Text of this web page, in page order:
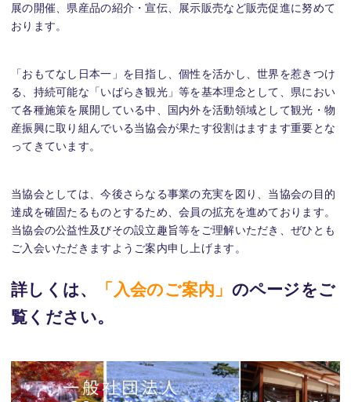
展の開催、県産品の紹介・宣伝、展示販売など販売促進に努めて
おります。
「おもてなし日本一」を目指し、個性を活かし、世界を惹きつけ
る、持続可能な「いばらき観光」等を基本理念として、県におい
て各種施策を展開している中、国内外を活動領域として観光・物
産振興に取り組んでいる当協会が果たす役割はますます重要とな
ってきています。
当協会としては、今後さらなる事業の充実を図り、当協会の目的
達成を確固たるものとするため、会員の拡充を進めております。
当協会の公益性及びその設立趣旨等をご理解いただき、ぜひとも
ご入会いただきますようご案内申し上げます。
詳しくは、 「入会のご案内」 のページをご
覧ください。